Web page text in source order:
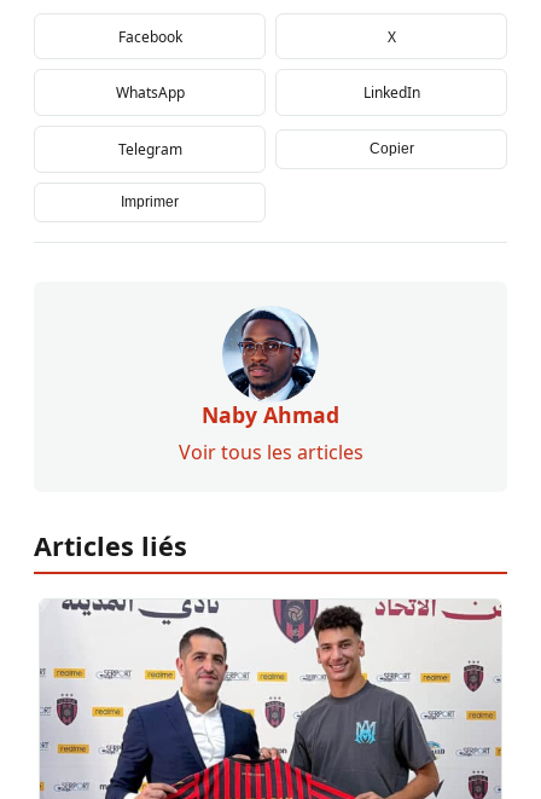
Facebook X
WhatsApp LinkedIn
Telegram Copier
Imprimer
Naby Ahmad
Voir tous les articles
Articles liés